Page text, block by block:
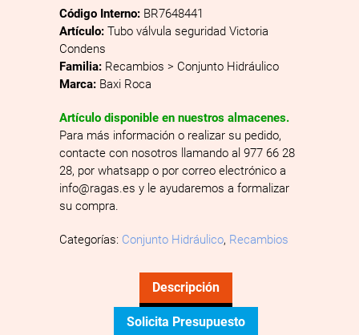
Código Interno: BR7648441
Artículo: Tubo válvula seguridad Victoria
Condens
Familia: Recambios > Conjunto Hidráulico
Marca: Baxi Roca
Artículo disponible en nuestros almacenes.
Para más información o realizar su pedido,
contacte con nosotros llamando al 977 66 28
28, por whatsapp o por correo electrónico a
info@ragas.es y le ayudaremos a formalizar
su compra.
Categorías: Conjunto Hidráulico, Recambios
Descripción
Solicita Presupuesto